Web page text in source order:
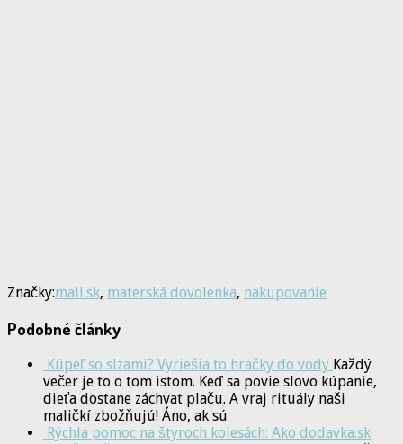
Značky:mall.sk, materská dovolenka, nakupovanie
Podobné články
Kúpeľ so slzami? Vyriešia to hračky do vody Každý
večer je to o tom istom. Keď sa povie slovo kúpanie,
dieťa dostane záchvat plaču. A vraj rituály naši
maličkí zbožňujú! Áno, ak sú
Rýchla pomoc na štyroch kolesách: Ako dodavka.sk